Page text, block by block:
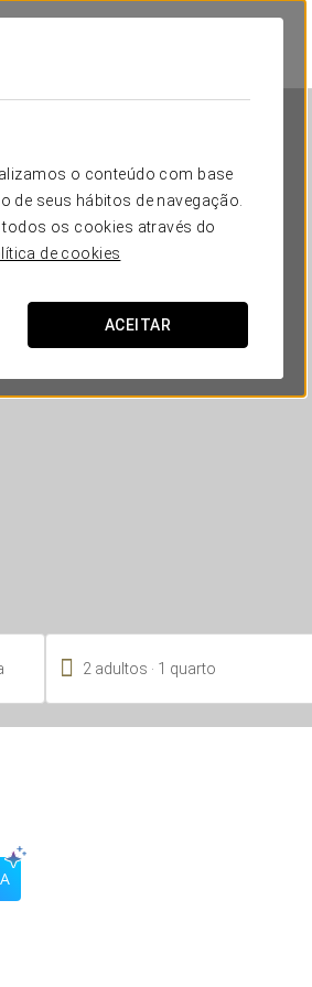
o conteúdo com base
de seus hábitos de navegação.
os cookies através do
de cookies
ACEITAR
Almirante
FERROL
 2 adultos 1 quarto